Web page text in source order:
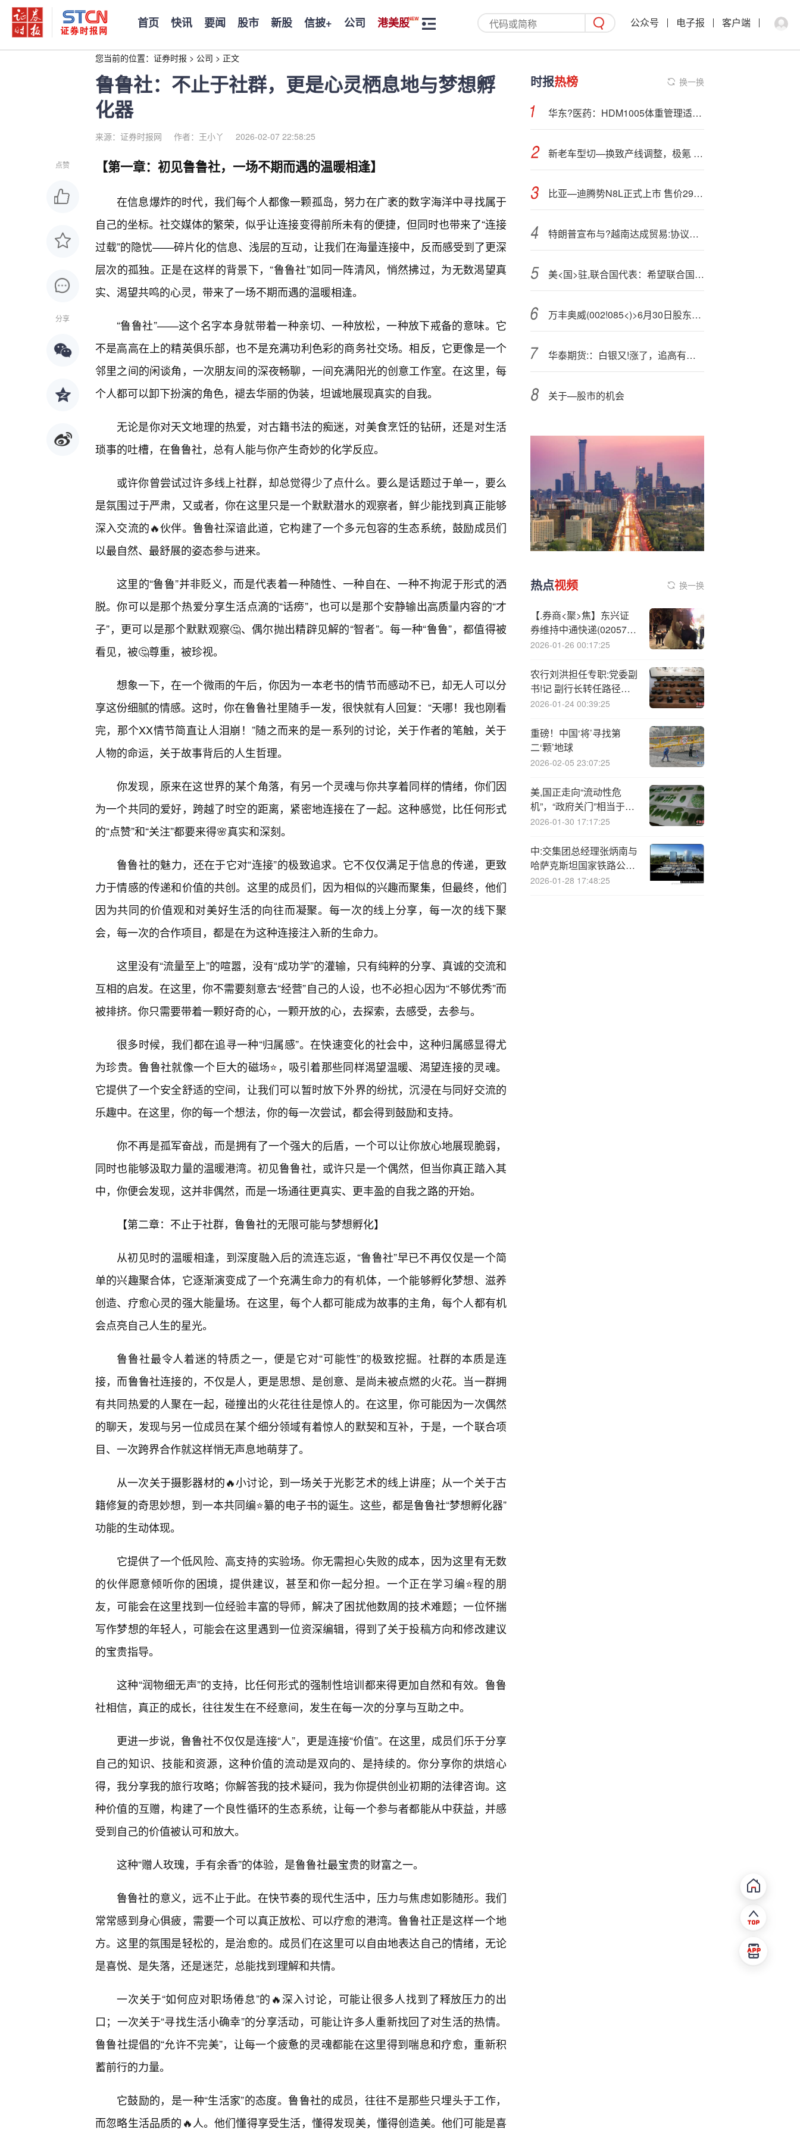
首页 快讯 要闻 股市 新股 信披+ 公司 港美股 公众号 电子报 客户端
您当前的位置： 证券时报 > 公司 > 正文
鲁鲁社：不止于社群，更是心灵栖息地与梦想孵
化器
来源：证券时报网 作者：王小丫 2026-02-07 22:58:25
点赞
分享
【第一章：初见鲁鲁社，一场不期而遇的温暖相逢】
在信息爆炸的时代，我们每个人都像一颗孤岛，努力在广袤的数字海洋中寻找属于
自己的坐标。社交媒体的繁荣，似乎让连接变得前所未有的便捷，但同时也带来了“连接
过载”的隐忧——碎片化的信息、浅层的互动，让我们在海量连接中，反而感受到了更深
层次的孤独。正是在这样的背景下，“鲁鲁社”如同一阵清风，悄然拂过，为无数渴望真
实、渴望共鸣的心灵，带来了一场不期而遇的温暖相逢。
“鲁鲁社”——这个名字本身就带着一种亲切、一种放松，一种放下戒备的意味。它
不是高高在上的精英俱乐部，也不是充满功利色彩的商务社交场。相反，它更像是一个
邻里之间的闲谈角，一次朋友间的深夜畅聊，一间充满阳光的创意工作室。在这里，每
个人都可以卸下扮演的角色，褪去华丽的伪装，坦诚地展现真实的自我。
无论是你对天文地理的热爱，对古籍书法的痴迷，对美食烹饪的钻研，还是对生活
琐事的吐槽，在鲁鲁社，总有人能与你产生奇妙的化学反应。
或许你曾尝试过许多线上社群，却总觉得少了点什么。要么是话题过于单一，要么
是氛围过于严肃，又或者，你在这里只是一个默默潜水的观察者，鲜少能找到真正能够
深入交流的🔥伙伴。鲁鲁社深谙此道，它构建了一个多元包容的生态系统，鼓励成员们
以最自然、最舒展的姿态参与进来。
这里的“鲁鲁”并非贬义，而是代表着一种随性、一种自在、一种不拘泥于形式的洒
脱。你可以是那个热爱分享生活点滴的“话痨”，也可以是那个安静输出高质量内容的“才
子”，更可以是那个默默观察🤔、偶尔抛出精辟见解的“智者”。每一种“鲁鲁”，都值得被
看见，被🤔尊重，被珍视。
想象一下，在一个微雨的午后，你因为一本老书的情节而感动不已，却无人可以分
享这份细腻的情感。这时，你在鲁鲁社里随手一发，很快就有人回复：“天哪！我也刚看
完，那个XX情节简直让人泪崩！”随之而来的是一系列的讨论，关于作者的笔触，关于
人物的命运，关于故事背后的人生哲理。
你发现，原来在这世界的某个角落，有另一个灵魂与你共享着同样的情绪，你们因
为一个共同的爱好，跨越了时空的距离，紧密地连接在了一起。这种感觉，比任何形式
的“点赞”和“关注”都要来得🌸真实和深刻。
鲁鲁社的魅力，还在于它对“连接”的极致追求。它不仅仅满足于信息的传递，更致
力于情感的传递和价值的共创。这里的成员们，因为相似的兴趣而聚集，但最终，他们
因为共同的价值观和对美好生活的向往而凝聚。每一次的线上分享，每一次的线下聚
会，每一次的合作项目，都是在为这种连接注入新的生命力。
这里没有“流量至上”的喧嚣，没有“成功学”的灌输，只有纯粹的分享、真诚的交流和
互相的启发。在这里，你不需要刻意去“经营”自己的人设，也不必担心因为“不够优秀”而
被排挤。你只需要带着一颗好奇的心，一颗开放的心，去探索，去感受，去参与。
很多时候，我们都在追寻一种“归属感”。在快速变化的社会中，这种归属感显得尤
为珍贵。鲁鲁社就像一个巨大的磁场⭐，吸引着那些同样渴望温暖、渴望连接的灵魂。
它提供了一个安全舒适的空间，让我们可以暂时放下外界的纷扰，沉浸在与同好交流的
乐趣中。在这里，你的每一个想法，你的每一次尝试，都会得到鼓励和支持。
你不再是孤军奋战，而是拥有了一个强大的后盾，一个可以让你放心地展现脆弱，
同时也能够汲取力量的温暖港湾。初见鲁鲁社，或许只是一个偶然，但当你真正踏入其
中，你便会发现，这并非偶然，而是一场通往更真实、更丰盈的自我之路的开始。
【第二章：不止于社群，鲁鲁社的无限可能与梦想孵化】
从初见时的温暖相逢，到深度融入后的流连忘返，“鲁鲁社”早已不再仅仅是一个简
单的兴趣聚合体，它逐渐演变成了一个充满生命力的有机体，一个能够孵化梦想、滋养
创造、疗愈心灵的强大能量场。在这里，每个人都可能成为故事的主角，每个人都有机
会点亮自己人生的星光。
鲁鲁社最令人着迷的特质之一，便是它对“可能性”的极致挖掘。社群的本质是连
接，而鲁鲁社连接的，不仅是人，更是思想、是创意、是尚未被点燃的火花。当一群拥
有共同热爱的人聚在一起，碰撞出的火花往往是惊人的。在这里，你可能因为一次偶然
的聊天，发现与另一位成员在某个细分领域有着惊人的默契和互补，于是，一个联合项
目、一次跨界合作就这样悄无声息地萌芽了。
从一次关于摄影器材的🔥小讨论，到一场关于光影艺术的线上讲座；从一个关于古
籍修复的奇思妙想，到一本共同编⭐纂的电子书的诞生。这些，都是鲁鲁社“梦想孵化器”
功能的生动体现。
它提供了一个低风险、高支持的实验场。你无需担心失败的成本，因为这里有无数
的伙伴愿意倾听你的困境，提供建议，甚至和你一起分担。一个正在学习编⭐程的朋
友，可能会在这里找到一位经验丰富的导师，解决了困扰他数周的技术难题；一位怀揣
写作梦想的年轻人，可能会在这里遇到一位资深编辑，得到了关于投稿方向和修改建议
的宝贵指导。
这种“润物细无声”的支持，比任何形式的强制性培训都来得更加自然和有效。鲁鲁
社相信，真正的成长，往往发生在不经意间，发生在每一次的分享与互助之中。
更进一步说，鲁鲁社不仅仅是连接“人”，更是连接“价值”。在这里，成员们乐于分享
自己的知识、技能和资源，这种价值的流动是双向的、是持续的。你分享你的烘焙心
得，我分享我的旅行攻略；你解答我的技术疑问，我为你提供创业初期的法律咨询。这
种价值的互赠，构建了一个良性循环的生态系统，让每一个参与者都能从中获益，并感
受到自己的价值被认可和放大。
这种“赠人玫瑰，手有余香”的体验，是鲁鲁社最宝贵的财富之一。
鲁鲁社的意义，远不止于此。在快节奏的现代生活中，压力与焦虑如影随形。我们
常常感到身心俱疲，需要一个可以真正放松、可以疗愈的港湾。鲁鲁社正是这样一个地
方。这里的氛围是轻松的，是治愈的。成员们在这里可以自由地表达自己的情绪，无论
是喜悦、是失落，还是迷茫，总能找到理解和共情。
一次关于“如何应对职场倦怠”的🔥深入讨论，可能让很多人找到了释放压力的出
口；一次关于“寻找生活小确幸”的分享活动，可能让许多人重新找回了对生活的热情。
鲁鲁社提倡的“允许不完美”，让每一个疲惫的灵魂都能在这里得到喘息和疗愈，重新积
蓄前行的力量。
它鼓励的，是一种“生活家”的态度。鲁鲁社的成员，往往不是那些只埋头于工作，
而忽略生活品质的🔥人。他们懂得享受生活，懂得发现美，懂得创造美。他们可能是喜
时报热榜 换一换
华东?医药：HDM1005体重管理适应症的3期临床准备工作目前已启动
新老车型切—换致产线调整，极氪 001 95 度电池版今日起停止接收定制车订单
比亚—迪腾势N8L正式上市 售价29.98万元起
特朗普宣布与?越南达成贸易:协议：对美出口商品至少征收20%关税
美<国>驻,联合国代表：希望联合国就特朗普乘坐的自动扶梯停运一事采取行动
万丰奥威(002!085<)>6月30日股东户数24.44万户，较上期减少8.72%
华泰期货:：白银又!涨了，追高有风险
关于—股市的机会
热点视频 换一换
【.券商<聚>焦】东兴证
券维持中通快递(02057)
“强烈推荐”评级 指价格竞
2026-01-26 00:17:25
农行刘洪担任专职:党委副
书!记 副行长转任路径再
添一例！
2026-01-24 00:39:25
重磅！中国‘将’寻找第
二‘颗’地球
2026-02-05 23:07:25
美,国正走向“流动性危
机”，“政府关门”相当于加
息？下一步对市场至关重
2026-01-30 17:17:25
中:交集团总经理张炳南与
哈萨克斯坦国家铁路公司
董事长会谈
2026-01-28 17:48:25